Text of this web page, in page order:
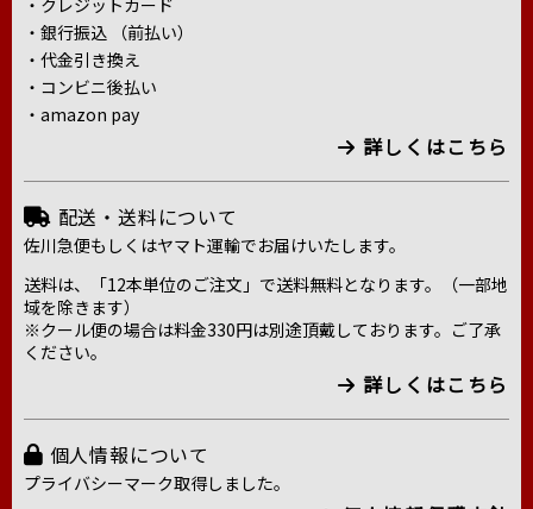
・銀行振込 （前払い）
・代金引き換え
・コンビニ後払い
・amazon pay
詳しくはこちら
配送・送料について
佐川急便もしくはヤマト運輸でお届けいたします。
送料は、「12本単位のご注文」で送料無料となります。（一部地
域を除きます）
※クール便の場合は料金330円は別途頂戴しております。ご了承
ください。
詳しくはこちら
個人情報について
プライバシーマーク取得しました。